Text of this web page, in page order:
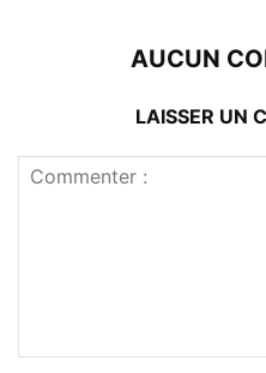
AUCUN
LAISSER UN